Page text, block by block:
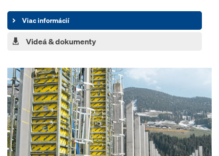
Viac informácií
Videá & dokumenty